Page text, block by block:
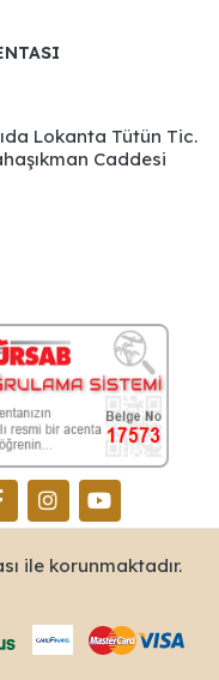
Lokanta Tütün Tic.
Caddesi
ile korunmaktadır.